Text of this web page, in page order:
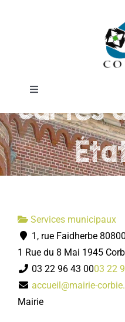
Toggle
Mairie
DÉMARCHES
PRATIQUE
LOISIRS
cartes
Services municipaux
1, rue Faidherbe
1 Rue du 8 Mai 1945
03 22 96 43 0003 22
accueil@mairie-
Mairie